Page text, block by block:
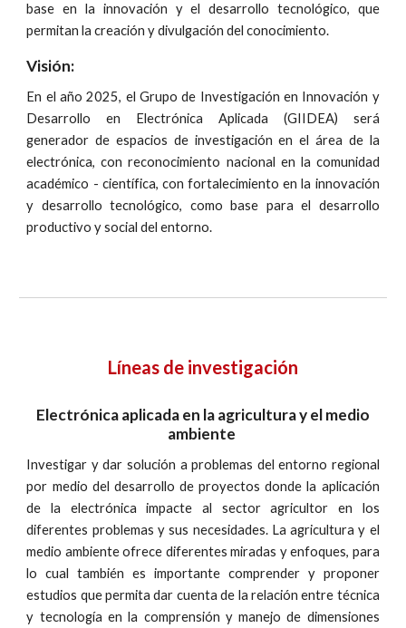
base en la innovación y el desarrollo tecnológico, que
permitan la creación y divulgación del conocimiento.
Visión:
En el año 2025, el Grupo de Investigación en Innovación y
Desarrollo en Electrónica Aplicada (GIIDEA) será
generador de espacios de investigación en el área de la
electrónica, con reconocimiento nacional en la comunidad
académico - científica, con fortalecimiento en la innovación
y desarrollo tecnológico, como base para el desarrollo
productivo y social del entorno.
Líneas de investigación
Electrónica aplicada en la agricultura y el medio
ambiente
Investigar y dar solución a problemas del entorno regional
por medio del desarrollo de proyectos donde la aplicación
de la electrónica impacte al sector agricultor en los
diferentes problemas y sus necesidades. La agricultura y el
medio ambiente ofrece diferentes miradas y enfoques, para
lo cual también es importante comprender y proponer
estudios que permita dar cuenta de la relación entre técnica
y tecnología en la comprensión y manejo de dimensiones